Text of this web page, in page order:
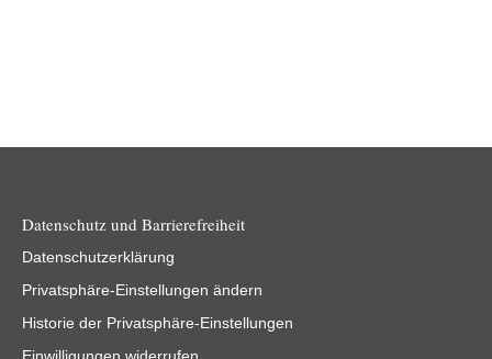
Datenschutz und Barrierefreiheit
Datenschutzerklärung
Privatsphäre-Einstellungen ändern
Historie der Privatsphäre-Einstellungen
Einwilligungen widerrufen